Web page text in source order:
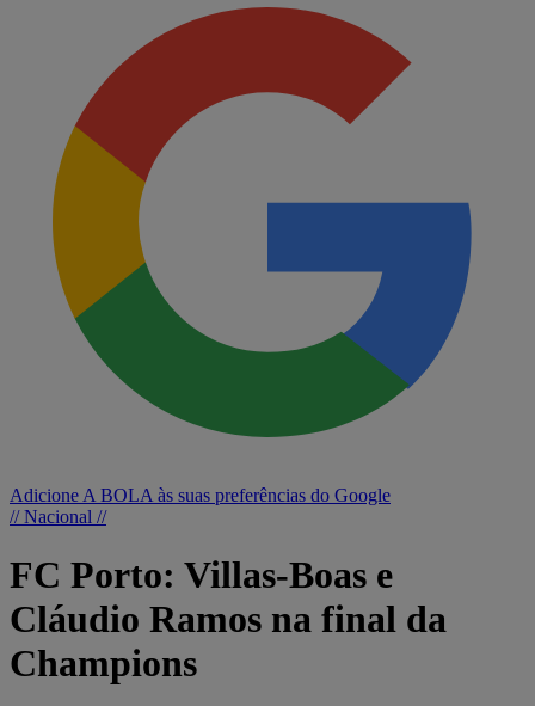
Adicione A BOLA às suas preferências do Google
// Nacional //
FC Porto: Villas-Boas e
Cláudio Ramos na final da
Champions